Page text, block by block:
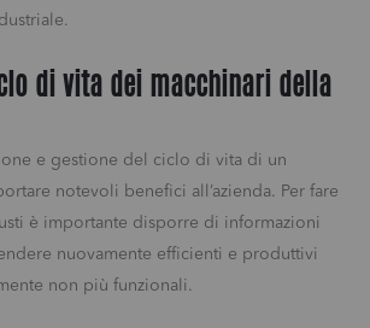
di vita dei macchinari della
e gestione del ciclo di vita di un
notevoli benefici all’azienda. Per fare
è importante disporre di informazioni
nuovamente efficienti e produttivi
non più funzionali.